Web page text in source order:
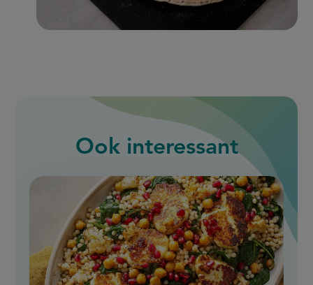
Ook interessant